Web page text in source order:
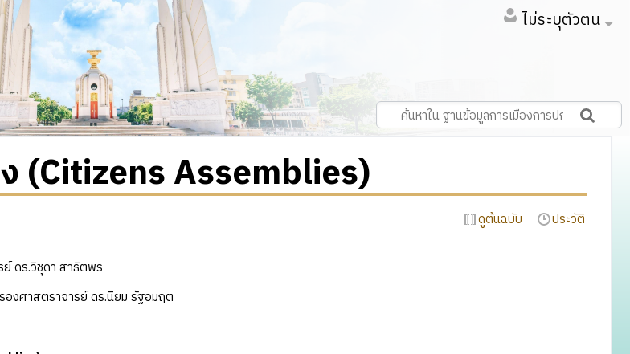
ไม่ระบุตัวตน
(Citizens Assemblies)
ดูต้นฉบับ ประวัติ
ดร.วิชุดา สาธิตพร
รองศาสตราจารย์ ดร.นิยม รัฐอมฤต